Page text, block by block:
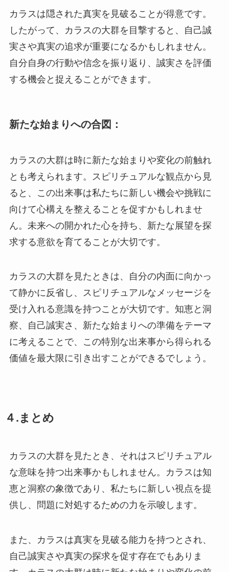
カラスは隠された真実を見破ることが得意です。
したがって、カラスの大群を目撃すると、自己誠
実さや真実の追求が重要になるかもしれません。
自分自身の行動や信念を振り返り、誠実さを評価
する機会と捉えることができます。
新たな始まりへの合図：
カラスの大群は時に新たな始まりや変化の前触れ
とも考えられます。スピリチュアルな観点から見
ると、この出来事は私たちに新しい機会や挑戦に
向けて心構えを整えることを促すかもしれませ
ん。未来への開かれた心を持ち、新たな展望を探
求する意欲を育てることが大切です。
カラスの大群を見たときは、自分の内面に向かっ
て静かに反省し、スピリチュアルなメッセージを
受け入れる意識を持つことが大切です。知恵と洞
察、自己誠実さ、新たな始まりへの準備をテーマ
に考えることで、この特別な出来事から得られる
価値を最大限に引き出すことができるでしょう。
４.まとめ
カラスの大群を見たとき、それはスピリチュアル
な意味を持つ出来事かもしれません。カラスは知
恵と洞察の象徴であり、私たちに新しい視点を提
供し、問題に対処するための力を示唆します。
また、カラスは真実を見破る能力を持つとされ、
自己誠実さや真実の探求を促す存在でもありま